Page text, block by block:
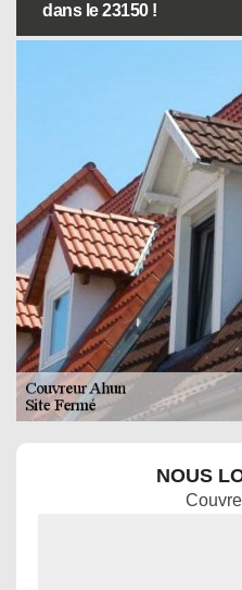
dans le 23150 !
NOUS